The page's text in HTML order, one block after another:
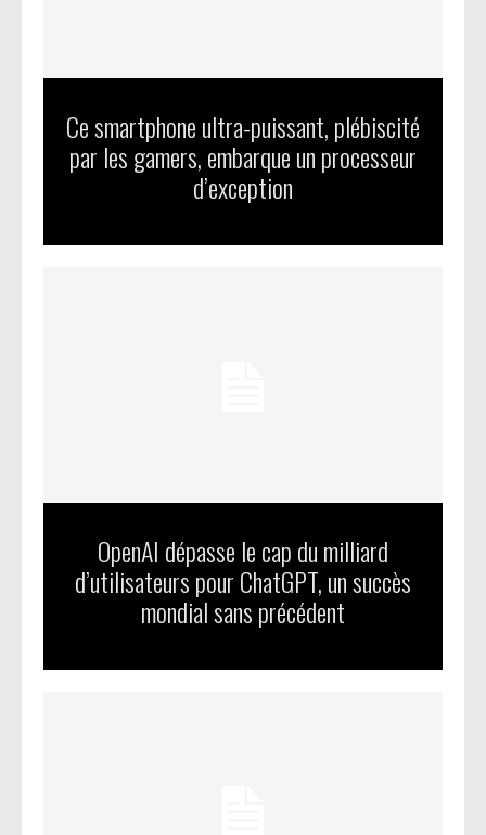
Ce smartphone ultra-puissant, plébiscité
par les gamers, embarque un processeur
d’exception
OpenAI dépasse le cap du milliard
d’utilisateurs pour ChatGPT, un succès
mondial sans précédent